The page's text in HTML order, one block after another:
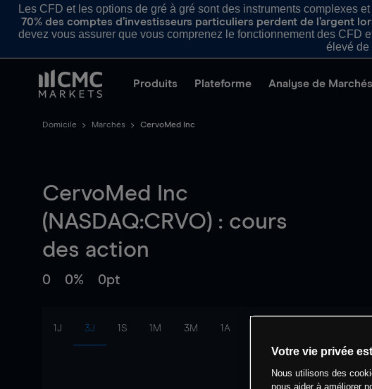
Les CFD et les options de gré à gré sont des instruments complexes
70% des comptes d’investisseurs particuliers perdent de l’argent
devez vous assurer que vous comprenez le fonctionnement des CFD
élevé de
Produits Plateforme Analyse de Marchés
Domicile Marchés CervoMed Inc
CervoMed Inc
(NASDAQ:CRVO) : cours
des action
0 0% 0pt
1J 3J 1S 1M 3M 1A
Votre vie privée
Nous utilisons des
nous aider à améliorer